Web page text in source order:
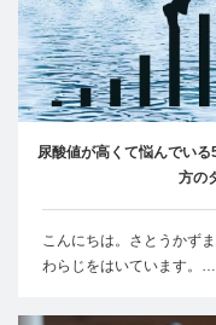
尿酸値が高くて悩んでい
方の
こんにちは。さとうかず
わらじをはいています。…